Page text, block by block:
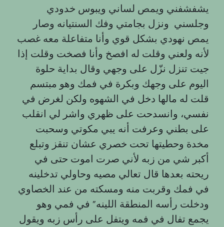
يشفشفني ويمص لساني ويبوس خدودي
وجلسني ونزل بجامتي وفك السنتيانه وصار
يمص نهودي بشكل قوي وأنا متفاعلة معه غصب
لأنه ولعني وقلت له افصخ وأنا فصخت وقلت إذا
جيت تنزل نزّل على وجهي وقال بداية حلوة
اليوم على وجهك وبكرة في فمك وهو مبتسم
قلت له مالها دخل في الشهوه ولكن لغرض في
نفسي، وانسدحت على ظهري واشر لي انقلب
على بطني وعرفت أنه يبي مكوتي وسحبت
مخدة وحطيتها تحت خصري عشان تنقز وتبلع
أكبر شي من زبه لأني صرت اموت حتى في
ريحته بعدها قال تعالي مصيه وحاولي تدخلينه
في فمك وقربت منه ومسكته من عند الخصاوي
ودخلت رأسه المنطقة اللينه” في فمي وهو
يجمع تفال في فمه ويتفل على رأس زبه ويقول